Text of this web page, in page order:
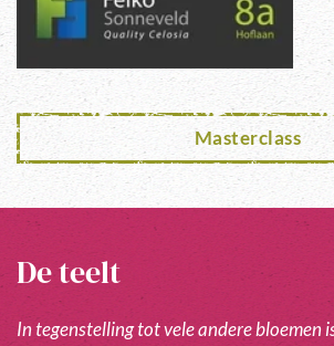
Masterclass
De teelt
In tegenstelling tot vele andere bloemen